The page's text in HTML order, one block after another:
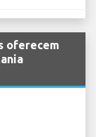
oferecem